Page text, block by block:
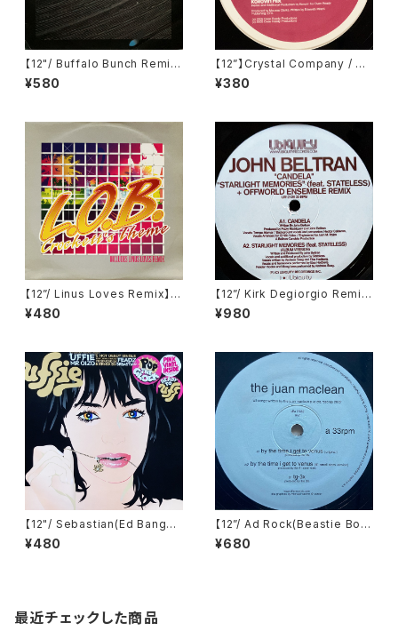
【12"/ Buffalo Bunch Remi
x】We In Music / Now That
Love Has Gone (We Rock
¥580
【12”】Crystal Company / Sh
ock The Beat (Oven Read
y) (OVP018)
¥380
【12”/ Linus Loves Remix】L.
O.B. / Crockett's Theme (N
ebula) (NEBT072)
¥480
【12”/ Kirk Degiorgio Remi
x】John Beltran / Candela /
Starlight Memories (Ubiqui
¥980
【12"/ Sebastian(Ed Banger)
Remix】Uffie / Pop The Glo
ck / Ready To Uff (Ed Ban
¥480
【12”/ Ad Rock(Beastie Boy
s) Remix】The Juan MacLe
an / By The Time I Get To
¥680
最近チェックした商品